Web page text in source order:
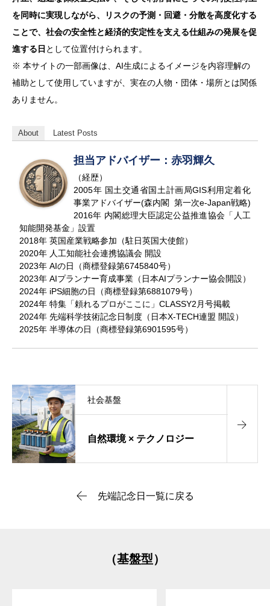
を同時に実現しながら、リスクの予測・回避・分散を高度化する
ことで、社会の安全性と経済的安定性を支える仕組みの発展を促
進する日 として位置付けられます。
※ 本サイトの一部画像は、AI生成によるイメージを内容理解の
補助として使用していますが、実在の人物・団体・場所とは関係
ありません。
About Latest Posts
担当アドバイザー：赤羽輝久
（経歴）
2005年 国土交通省国土計画局GIS利用定着化
事業アドバイザー(森内閣 第一次e-Japan戦略)
2016年 内閣総理大臣認定公益推進協会「人工
知能開発基金」設置
2018年 英国産業戦略参加（駐日英国大使館）
2020年 人工知能社会連携協議会 開設
2023年 AIの日（商標登録第6745840号）
2023年 AIプランナー育成事業（日本AIプランナー協会開設）
2024年 iPS細胞の日（商標登録第6881079号）
2024年 特集「頼れるプロがここに」CLASSY2月号掲載
2024年 先端科学技術記念日制度（日本X-TECH連盟 開設）
2025年 半導体の日（商標登録第6901595号）
自然環境 × テクノロジー
社会基盤
先端記念日一覧に戻る
（基盤型）